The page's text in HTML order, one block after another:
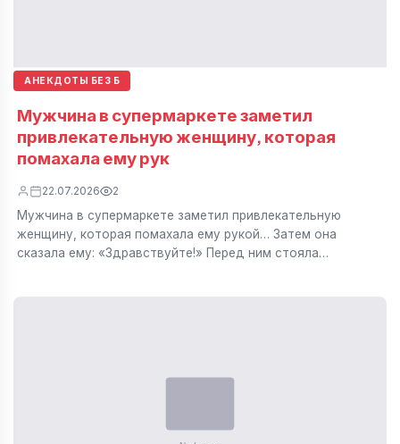
АНЕКДОТЫ БЕЗ Б
Мужчина в супермаркете заметил
привлекательную женщину, которая
помахала ему рук
22.07.2026 2
Мужчина в супермаркете заметил привлекательную
женщину, которая помахала ему рукой… Затем она
сказала ему: «Здравствуйте!» Перед ним стояла…